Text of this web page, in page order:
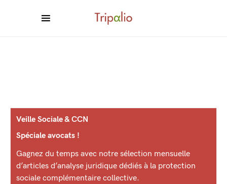
Veille Sociale & CCN
Spéciale avocats !
Gagnez du temps avec notre sélection mensuelle
d’articles d’analyse juridique dédiés à la protection
sociale complémentaire collective.